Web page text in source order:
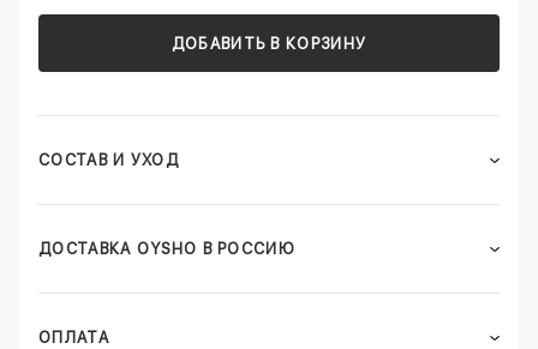
ДОБАВИТЬ В КОРЗИНУ
СОСТАВ И УХОД
ДОСТАВКА OYSHO В РОССИЮ
ОПЛАТА